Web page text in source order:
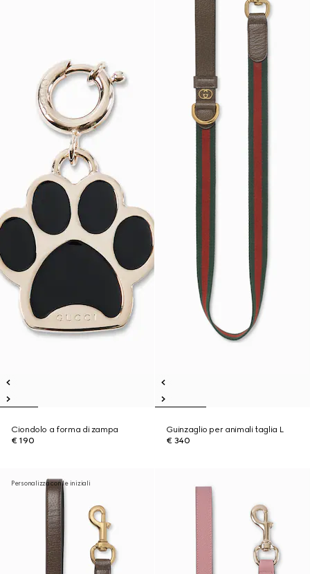
Ciondolo a forma di zampa
€ 190
Guinzaglio per animali taglia L
€ 340
Personalizza con le iniziali